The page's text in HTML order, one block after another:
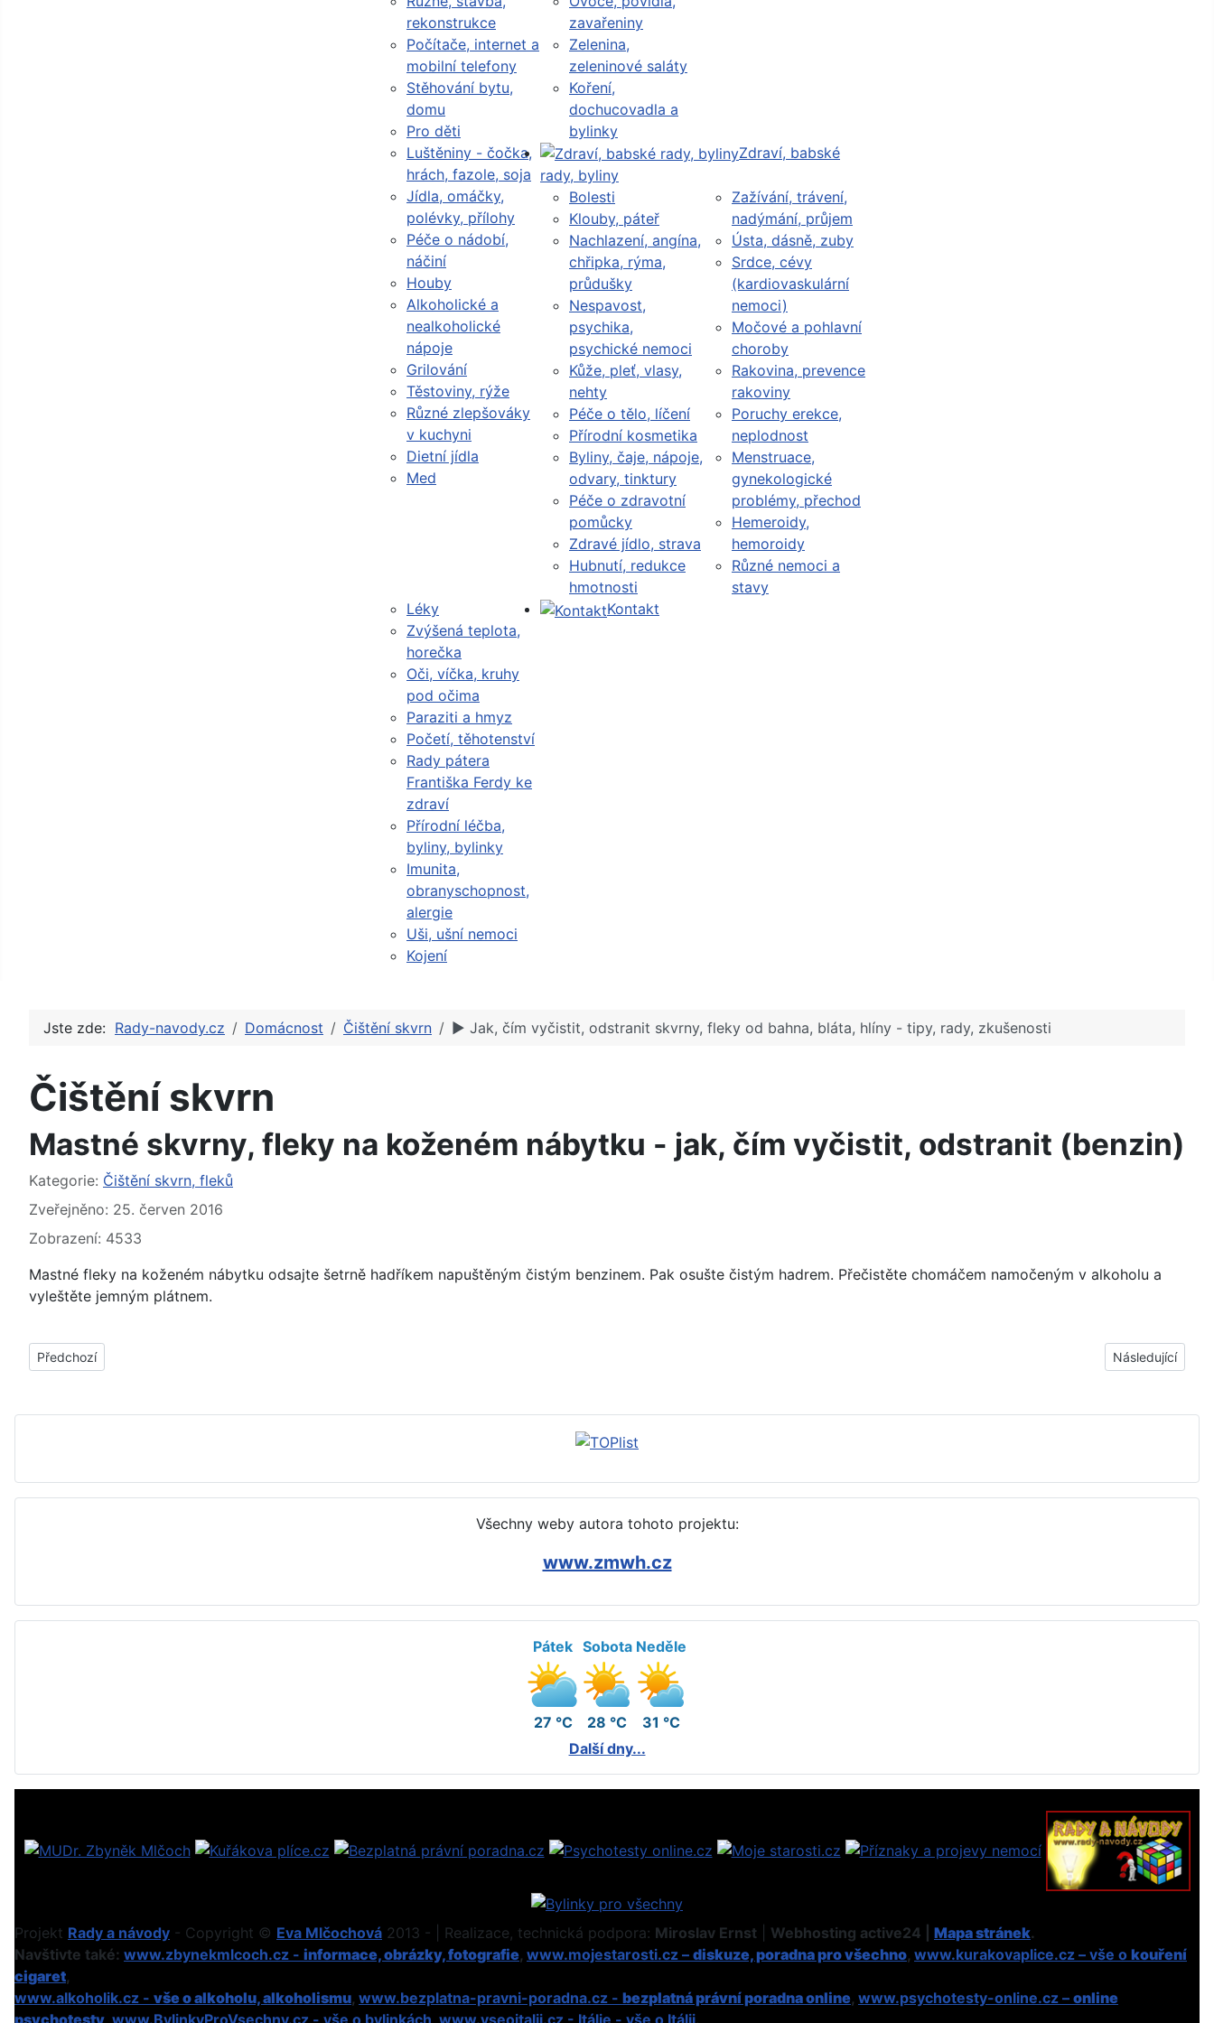
rekonstrukce
Počítače, internet a
mobilní telefony
Stěhování bytu,
domu
Pro děti
zavařeniny
Zelenina,
zeleninové saláty
Koření,
dochucovadla a
bylinky
Luštěniny - čočka,
hrách, fazole, soja
Jídla, omáčky,
polévky, přílohy
Péče o nádobí,
náčiní
Houby
Alkoholické a
nealkoholické
nápoje
Grilování
Těstoviny, rýže
Různé zlepšováky
v kuchyni
Dietní jídla
Med
Zdraví, babské
rady, byliny
Bolesti
Klouby, páteř
Nachlazení, angína,
chřipka, rýma,
průdušky
Nespavost,
psychika,
psychické nemoci
Kůže, pleť, vlasy,
nehty
Péče o tělo, líčení
Přírodní kosmetika
Byliny, čaje, nápoje,
odvary, tinktury
Péče o zdravotní
pomůcky
Zdravé jídlo, strava
Hubnutí, redukce
hmotnosti
Zažívání, trávení,
nadýmání, průjem
Ústa, dásně, zuby
Srdce, cévy
(kardiovaskulární
nemoci)
Močové a pohlavní
choroby
Rakovina, prevence
rakoviny
Poruchy erekce,
neplodnost
Menstruace,
gynekologické
problémy, přechod
Hemeroidy,
hemoroidy
Různé nemoci a
stavy
Léky
Zvýšená teplota,
horečka
Oči, víčka, kruhy
pod očima
Paraziti a hmyz
Početí, těhotenství
Rady pátera
Františka Ferdy ke
zdraví
Přírodní léčba,
byliny, bylinky
Imunita,
obranyschopnost,
alergie
Uši, ušní nemoci
Kojení
Kontakt
Jste zde: Rady-navody.cz Domácnost Čištění skvrn ► Jak, čím vyčistit, odstranit skvrny, fleky od bahna, bláta, hlíny - tipy, rady, zkušenosti
Čištění skvrn
Mastné skvrny, fleky na koženém nábytku - jak, čím vyčistit, odstranit (benzin)
Základní údaje
Kategorie: Čištění skvrn, fleků
Zveřejněno: 25. červen 2016
Zobrazení: 4533
Mastné fleky na koženém nábytku odsajte šetrně hadříkem napuštěným čistým benzinem. Pak osušte čistým hadrem. Přečistěte chomáčem namočeným v alkoholu a
vyleštěte jemným plátnem.
Předchozí článek: Skvrny, fleky od plísně na koženém nábytku - jak, čím vyčistit, odtranit (terpentýn)
Předchozí Další článek:
Následující
Všechny weby autora tohoto projektu:
www.zmwh.cz
Pátek
27 °C
Sobota
28 °C
Neděle
31 °C
Další dny...
Projekt Rady a návody - Copyright © Eva Mlčochová 2013 - | Realizace, technická podpora: Miroslav Ernst Webhosting active24 | Mapa stránek.
Navštivte také: www.zbynekmlcoch.cz - informace, obrázky, fotografie, www.mojestarosti.cz – diskuze, poradna pro všechno, www.kurakovaplice.cz – vše o kouření
cigaret,
www.alkoholik.cz - vše o alkoholu, alkoholismu, www.bezplatna-pravni-poradna.cz - bezplatná právní poradna online, www.psychotesty-online.cz – online
psychotesty www.BylinkyProVsechny.cz - vše o bylinkách www.vseoitalii.cz - Itálie - vše o Itálii